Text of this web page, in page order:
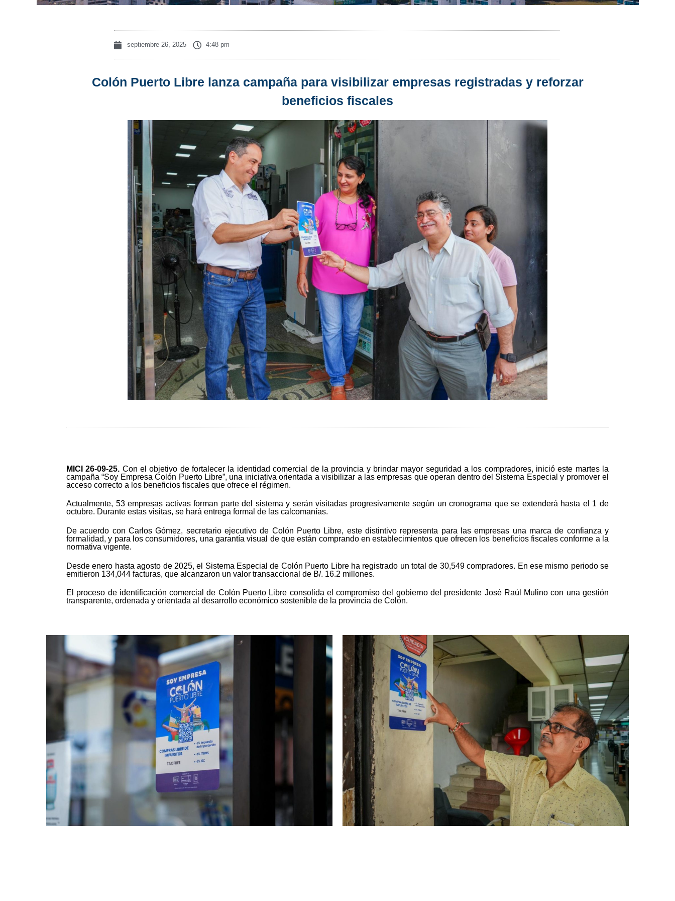
septiembre 26, 2025 4:48 pm
Colón Puerto Libre lanza campaña para visibilizar empresas registradas y reforzar
beneficios fiscales
MICI 26-09-25. Con el objetivo de fortalecer la identidad comercial de la provincia y brindar mayor seguridad a los compradores, inició este martes la
campaña “Soy Empresa Colón Puerto Libre”, una iniciativa orientada a visibilizar a las empresas que operan dentro del Sistema Especial y promover el
acceso correcto a los beneficios fiscales que ofrece el régimen.
Actualmente, 53 empresas activas forman parte del sistema y serán visitadas progresivamente según un cronograma que se extenderá hasta el 1 de
octubre. Durante estas visitas, se hará entrega formal de las calcomanías.
De acuerdo con Carlos Gómez, secretario ejecutivo de Colón Puerto Libre, este distintivo representa para las empresas una marca de confianza y
formalidad, y para los consumidores, una garantía visual de que están comprando en establecimientos que ofrecen los beneficios fiscales conforme a la
normativa vigente.
Desde enero hasta agosto de 2025, el Sistema Especial de Colón Puerto Libre ha registrado un total de 30,549 compradores. En ese mismo periodo se
emitieron 134,044 facturas, que alcanzaron un valor transaccional de B/. 16.2 millones.
El proceso de identificación comercial de Colón Puerto Libre consolida el compromiso del gobierno del presidente José Raúl Mulino con una gestión
transparente, ordenada y orientada al desarrollo económico sostenible de la provincia de Colón.